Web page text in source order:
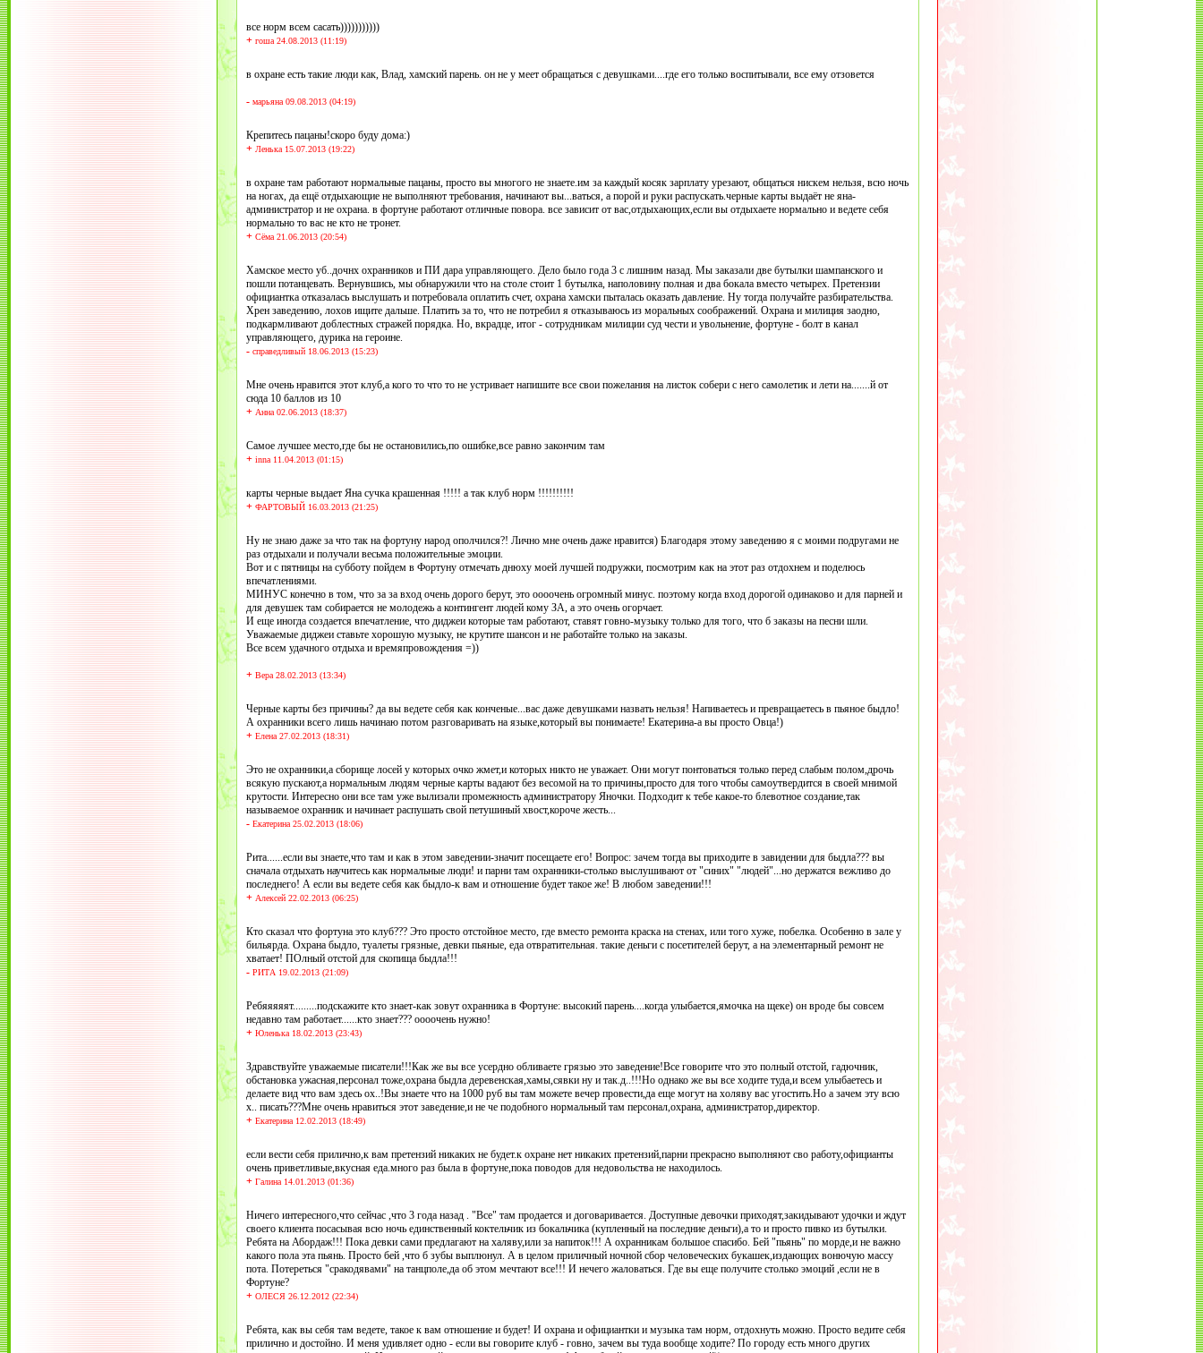
все норм всем сасать)))))))))))
+гоша 24.08.2013 (11:19)
в охране есть такие люди как, Влад, хамский парень. он не у меет обращаться с девушками....где его только воспитывали, все ему отзовется
-марьяна 09.08.2013 (04:19)
Крепитесь пацаны!скоро буду дома:)
+Ленька 15.07.2013 (19:22)
в охране там работают нормальные пацаны, просто вы многого не знаете.им за каждый косяк зарплату урезают, общаться нискем нельзя, всю ночь
на ногах, да ещё отдыхающие не выполняют требования, начинают вы...ваться, а порой и руки распускать.черные карты выдаёт не яна-
администратор и не охрана. в фортуне работают отличные повора. все зависит от вас,отдыхающих,если вы отдыхаете нормально и ведете себя
нормально то вас не кто не тронет.
+Сёма 21.06.2013 (20:54)
Хамское место уб..дочнх охранников и ПИ дара управляющего. Дело было года 3 с лишним назад. Мы заказали две бутылки шампанского и
пошли потанцевать. Вернувшись, мы обнаружили что на столе стоит 1 бутылка, наполовину полная и два бокала вместо четырех. Претензии
официантка отказалась выслушать и потребовала оплатить счет, охрана хамски пыталась оказать давление. Ну тогда получайте разбирательства.
Хрен заведению, лохов ищите дальше. Платить за то, что не потребил я отказываюсь из моральных соображений. Охрана и милиция заодно,
подкармливают доблестных стражей порядка. Но, вкрадце, итог - сотрудникам милиции суд чести и увольнение, фортуне - болт в канал
управляющего, дурика на героине.
-справедливый 18.06.2013 (15:23)
Мне очень нравится этот клуб,а кого то что то не устривает напишите все свои пожелания на листок собери с него самолетик и лети на.......й от
сюда 10 баллов из 10
+Анна 02.06.2013 (18:37)
Самое лучшее место,где бы не остановились,по ошибке,все равно закончим там
+inna 11.04.2013 (01:15)
карты черные выдает Яна сучка крашенная !!!!! а так клуб норм !!!!!!!!!!
+ФАРТОВЫЙ 16.03.2013 (21:25)
Ну не знаю даже за что так на фортуну народ ополчился?! Лично мне очень даже нравится) Благодаря этому заведению я с моими подругами не
раз отдыхали и получали весьма положительные эмоции.
Вот и с пятницы на субботу пойдем в Фортуну отмечать днюху моей лучшей подружки, посмотрим как на этот раз отдохнем и поделюсь
впечатлениями.
МИНУС конечно в том, что за за вход очень дорого берут, это оооочень огромный минус. поэтому когда вход дорогой одинаково и для парней и
для девушек там собирается не молодежь а контингент людей кому ЗА, а это очень огорчает.
И еще иногда создается впечатление, что диджеи которые там работают, ставят говно-музыку только для того, что б заказы на песни шли.
Уважаемые диджеи ставьте хорошую музыку, не крутите шансон и не работайте только на заказы.
Все всем удачного отдыха и времяпровождения =))
+Вера 28.02.2013 (13:34)
Черные карты без причины? да вы ведете себя как конченые...вас даже девушками назвать нельзя! Напиваетесь и превращаетесь в пьяное быдло!
А охранники всего лишь начинаю потом разговаривать на языке,который вы понимаете! Екатерина-а вы просто Овца!)
+Елена 27.02.2013 (18:31)
Это не охранники,а сборище лосей у которых очко жмет,и которых никто не уважает. Они могут понтоваться только перед слабым полом,дрочь
всякую пускают,а нормальным людям черные карты вадают без весомой на то причины,просто для того чтобы самоутвердится в своей мнимой
крутости. Интересно они все там уже вылизали промежность администратору Яночки. Подходит к тебе какое-то блевотное создание,так
называемое охранник и начинает распушать свой петушиный хвост,короче жесть...
-Екатерина 25.02.2013 (18:06)
Рита......если вы знаете,что там и как в этом заведении-значит посещаете его! Вопрос: зачем тогда вы приходите в завидении для быдла??? вы
сначала отдыхать научитесь как нормальные люди! и парни там охранники-столько выслушивают от "синих" "людей"...но держатся вежливо до
последнего! А если вы ведете себя как быдло-к вам и отношение будет такое же! В любом заведении!!!
+Алексей 22.02.2013 (06:25)
Кто сказал что фортуна это клуб??? Это просто отстойное место, где вместо ремонта краска на стенах, или того хуже, побелка. Особенно в зале у
бильярда. Охрана быдло, туалеты грязные, девки пьяные, еда отвратительная. такие деньги с посетителей берут, а на элементарный ремонт не
хватает! ПОлный отстой для скопища быдла!!!
-РИТА 19.02.2013 (21:09)
Ребяяяяят.........подскажите кто знает-как зовут охранника в Фортуне: высокий парень....когда улыбается,ямочка на щеке) он вроде бы совсем
недавно там работает......кто знает??? оооочень нужно!
+Юленька 18.02.2013 (23:43)
Здравствуйте уважаемые писатели!!!Как же вы все усердно обливаете грязью это заведение!Все говорите что это полный отстой, гадючник,
обстановка ужасная,персонал тоже,охрана быдла деревенская,хамы,сявки ну и так.д..!!!Но однако же вы все ходите туда,и всем улыбаетесь и
делаете вид что вам здесь ох..!Вы знаете что на 1000 руб вы там можете вечер провести,да еще могут на холяву вас угостить.Но а зачем эту всю
х.. писать???Мне очень нравиться этот заведение,и не че подобного нормальный там персонал,охрана, администратор,директор.
+Екатерина 12.02.2013 (18:49)
если вести себя прилично,к вам претензий никаких не будет.к охране нет никаких претензий,парни прекрасно выполняют сво работу,официанты
очень приветливые,вкусная еда.много раз была в фортуне,пока поводов для недовольства не находилось.
+Галина 14.01.2013 (01:36)
Ничего интересного,что сейчас ,что 3 года назад . "Все" там продается и договаривается. Доступные девочки приходят,закидывают удочки и ждут
своего клиента посасывая всю ночь единственный коктельчик из бокальчика (купленный на последние деньги),а то и просто пивко из бутылки.
Ребята на Абордаж!!! Пока девки сами предлагают на халяву,или за напиток!!! А охранникам большое спасибо. Бей "пьянь" по морде,и не важно
какого пола эта пьянь. Просто бей ,что б зубы выплюнул. А в целом приличный ночной сбор человеческих букашек,издающих вонючую массу
пота. Потереться "сракодявами" на танцполе,да об этом мечтают все!!! И нечего жаловаться. Где вы еще получите столько эмоций ,если не в
Фортуне?
+ОЛЕСЯ 26.12.2012 (22:34)
Ребята, как вы себя там ведете, такое к вам отношение и будет! И охрана и официантки и музыка там норм, отдохнуть можно. Просто ведите себя
прилично и достойно. И меня удивляет одно - если вы говорите клуб - говно, зачем вы туда вообще ходите? По городу есть много других